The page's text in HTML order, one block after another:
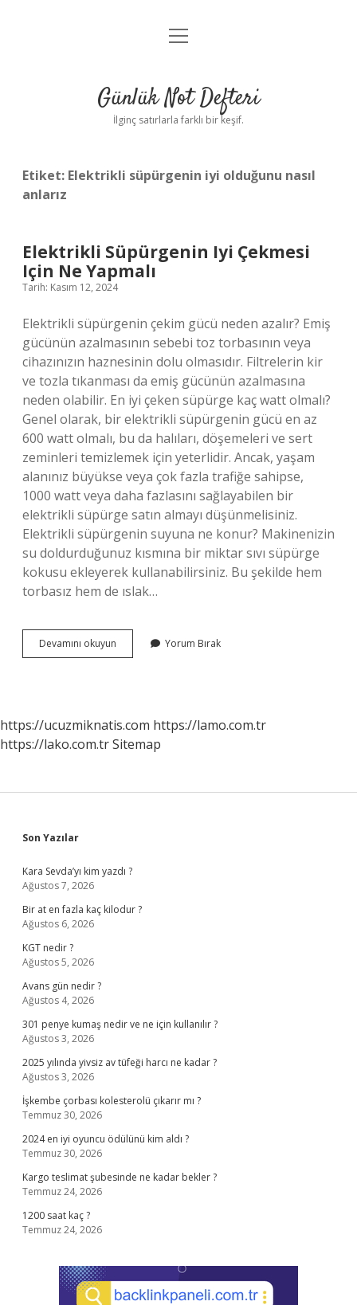
Anasayfa
Yasal Uyarı
menüyü
Günlük Not Defteri
İlginç satırlarla farklı bir keşif.
Etiket: Elektrikli süpürgenin iyi olduğunu nasıl
anlarız
Elektrikli Süpürgenin Iyi Çekmesi
Için Ne Yapmalı
Tarih: Kasım 12, 2024
Elektrikli süpürgenin çekim gücü neden azalır? Emiş
gücünün azalmasının sebebi toz torbasının veya
cihazınızın haznesinin dolu olmasıdır. Filtrelerin kir
ve tozla tıkanması da emiş gücünün azalmasına
neden olabilir. En iyi çeken süpürge kaç watt olmalı?
Genel olarak, bir elektrikli süpürgenin gücü en az
600 watt olmalı, bu da halıları, döşemeleri ve sert
zeminleri temizlemek için yeterlidir. Ancak, yaşam
alanınız büyükse veya çok fazla trafiğe sahipse,
1000 watt veya daha fazlasını sağlayabilen bir
elektrikli süpürge satın almayı düşünmelisiniz.
Elektrikli süpürgenin suyuna ne konur? Makinenizin
su doldurduğunuz kısmına bir miktar sıvı süpürge
kokusu ekleyerek kullanabilirsiniz. Bu şekilde hem
torbasız hem de ıslak…
Devamını okuyun Elektrikli
Süpürgenin
Yapmalı
Yorum Bırak
https://ucuzmiknatis.com https://lamo.com.tr
https://lako.com.trSitemap
Sidebar
Son Yazılar
Kara Sevda’yı kim yazdı ?
Ağustos 7, 2026
Bir at en fazla kaç kilodur ?
Ağustos 6, 2026
KGT nedir ?
Ağustos 5, 2026
Avans gün nedir ?
Ağustos 4, 2026
301 penye kumaş nedir ve ne için kullanılır ?
Ağustos 3, 2026
2025 yılında yivsiz av tüfeği harcı ne kadar ?
Ağustos 3, 2026
İşkembe çorbası kolesterolü çıkarır mı ?
Temmuz 30, 2026
2024 en iyi oyuncu ödülünü kim aldı ?
Temmuz 30, 2026
Kargo teslimat şubesinde ne kadar bekler ?
Temmuz 24, 2026
1200 saat kaç ?
Temmuz 24, 2026